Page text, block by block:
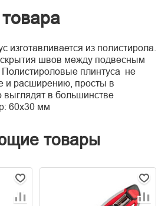
изготавливается из полистирола.
швов между подвесным
Полистироловые плинтуса не
и расширению, просты в
выглядят в большинстве
60х30 мм
товары